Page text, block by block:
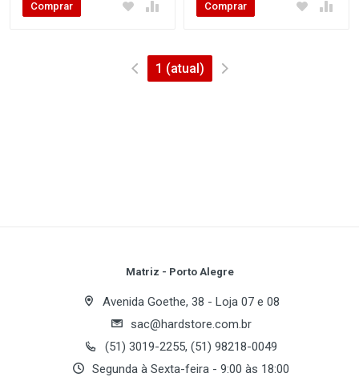
Comprar Comprar
1 (atual)
Matriz - Porto Alegre
Avenida Goethe, 38 - Loja 07 e 08
sac@hardstore.com.br
(51) 3019-2255, (51) 98218-0049
Segunda à Sexta-feira - 9:00 às 18:00